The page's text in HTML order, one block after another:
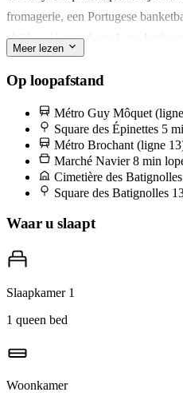
fromagerie, een Portugese
altijd wel iemand een Loto-lot
Ga 's ochtends naar de marché
geroosterde kippen en Noord-
merguez bij de slager aan het
vrouw die zich opstelt vlak bij rue
waar de buurtbewoners hun echte
Meer lezen
Op loopafstand
Métro Guy Môquet
Square des Épinettes 5
Métro Brochant (ligne
Marché Navier 8 min
Cimetière des Batignolles
Square des Batignolles
Waar u slaapt
Slaapkamer 1
1 queen bed
Woonkamer